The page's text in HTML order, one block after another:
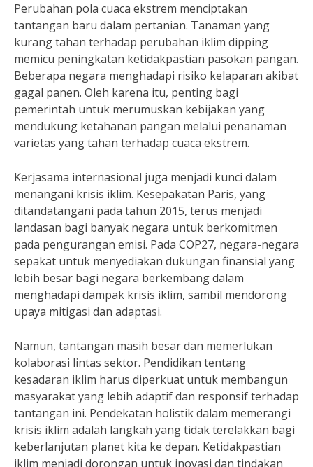
Perubahan pola cuaca ekstrem menciptakan
tantangan baru dalam pertanian. Tanaman yang
kurang tahan terhadap perubahan iklim dipping
memicu peningkatan ketidakpastian pasokan pangan.
Beberapa negara menghadapi risiko kelaparan akibat
gagal panen. Oleh karena itu, penting bagi
pemerintah untuk merumuskan kebijakan yang
mendukung ketahanan pangan melalui penanaman
varietas yang tahan terhadap cuaca ekstrem.
Kerjasama internasional juga menjadi kunci dalam
menangani krisis iklim. Kesepakatan Paris, yang
ditandatangani pada tahun 2015, terus menjadi
landasan bagi banyak negara untuk berkomitmen
pada pengurangan emisi. Pada COP27, negara-negara
sepakat untuk menyediakan dukungan finansial yang
lebih besar bagi negara berkembang dalam
menghadapi dampak krisis iklim, sambil mendorong
upaya mitigasi dan adaptasi.
Namun, tantangan masih besar dan memerlukan
kolaborasi lintas sektor. Pendidikan tentang
kesadaran iklim harus diperkuat untuk membangun
masyarakat yang lebih adaptif dan responsif terhadap
tantangan ini. Pendekatan holistik dalam memerangi
krisis iklim adalah langkah yang tidak terelakkan bagi
keberlanjutan planet kita ke depan. Ketidakpastian
iklim menjadi dorongan untuk inovasi dan tindakan